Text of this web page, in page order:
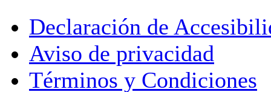
Declaración de
Aviso de privacidad
Términos y Condiciones